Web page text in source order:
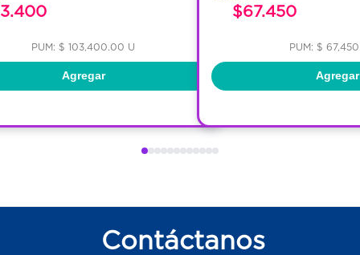
PUM: $ 103,400.00 U
Agregar
$67.450
PUM: $
Agregar
Contáctanos